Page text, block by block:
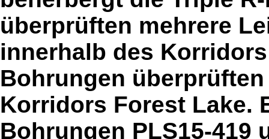
überprüften mehrere
innerhalb des
Bohrungen
Korridors Forest Lake.
Bohrungen PLS15-419